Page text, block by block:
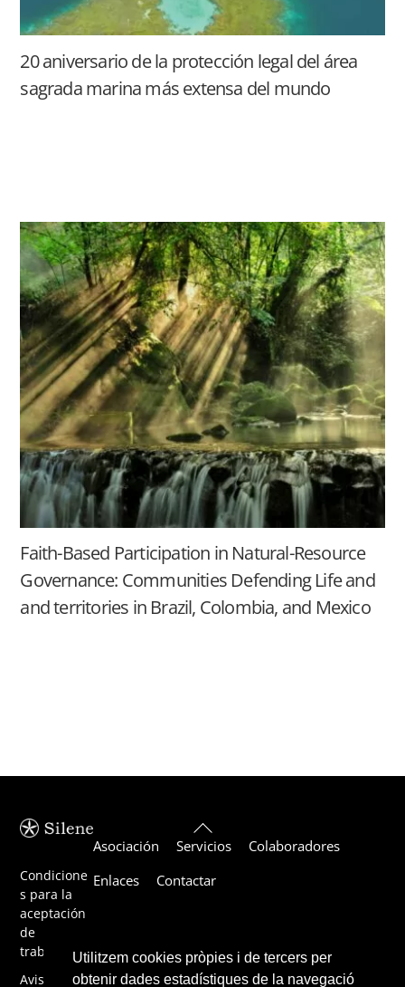
Utilitzem cookies pròpies i de tercers per
obtenir dades estadístiques de la navegació
20 aniversario de la protección legal del área
sagrada marina más extensa del mundo
Faith-Based Participation in Natural-Resource
Governance: Communities Defending Life and
and territories in Brazil, Colombia, and Mexico
Back
To
Top
Condicione
s para la
aceptación
de
trabajos
Aviso
Asociación Servicios
Colaboradores
Enlaces
Contactar